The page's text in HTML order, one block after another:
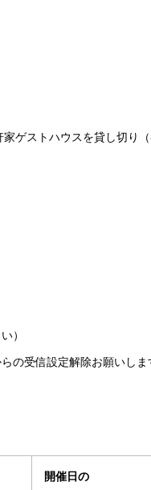
ゲストハウスを貸し切り
）
の受信設定解除お願いしま
開催日の